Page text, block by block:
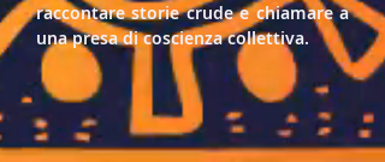
raccontare storie crude e chiamare a
una presa di coscienza collettiva.